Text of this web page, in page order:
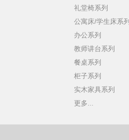
礼堂椅系列
公寓床/学生床系列
办公系列
教师讲台系列
餐桌系列
柜子系列
实木家具系列
更多...